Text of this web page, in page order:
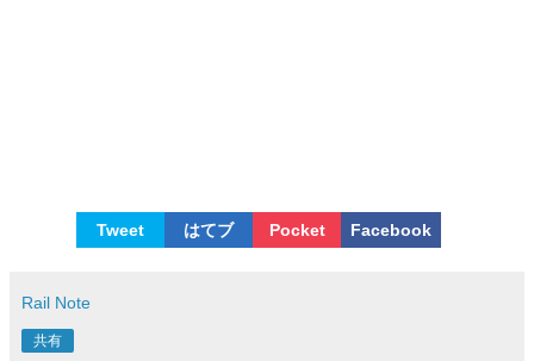
Tweet はてブ Pocket Facebook
Rail Note
共有